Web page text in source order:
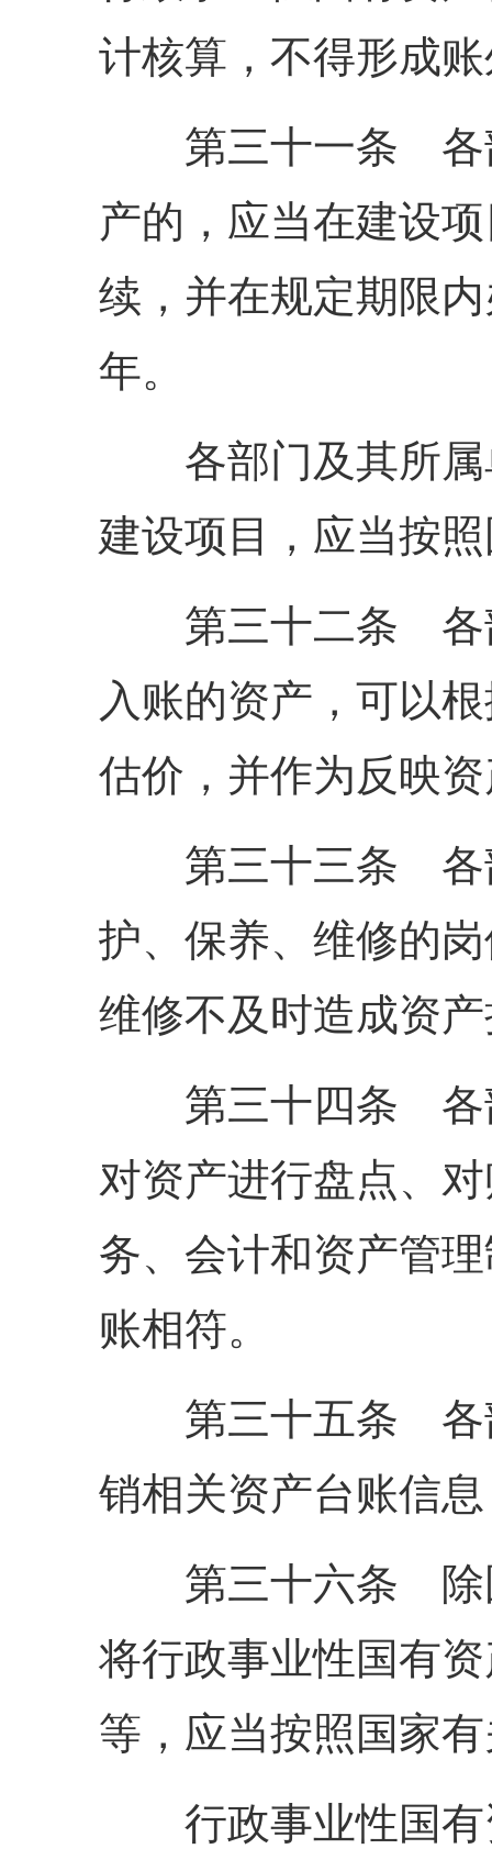
计核算，不得形成
第三十一条 各部
产的，应当在建设
续，并在规定期限
年。
各部门及其所属
建设项目，应当按
第三十二条 各部
入账的资产，可以
估价，并作为反映
第三十三条 各部
护、保养、维修的
维修不及时造成资
第三十四条 各部
对资产进行盘点、
务、会计和资产管
账相符。
第三十五条 各部
销相关资产台账信
第三十六条 除国
将行政事业性国有
等，应当按照国家
行政事业性国有